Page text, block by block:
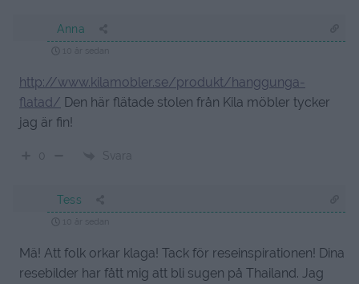
Anna
10 år sedan
http://www.kilamobler.se/produkt/hanggunga-
flatad/ Den här flätade stolen från Kila möbler tycker
jag är fin!
0 Svara
Tess
10 år sedan
Mä! Att folk orkar klaga! Tack för reseinspirationen! Dina
resebilder har fått mig att bli sugen på Thailand. Jag